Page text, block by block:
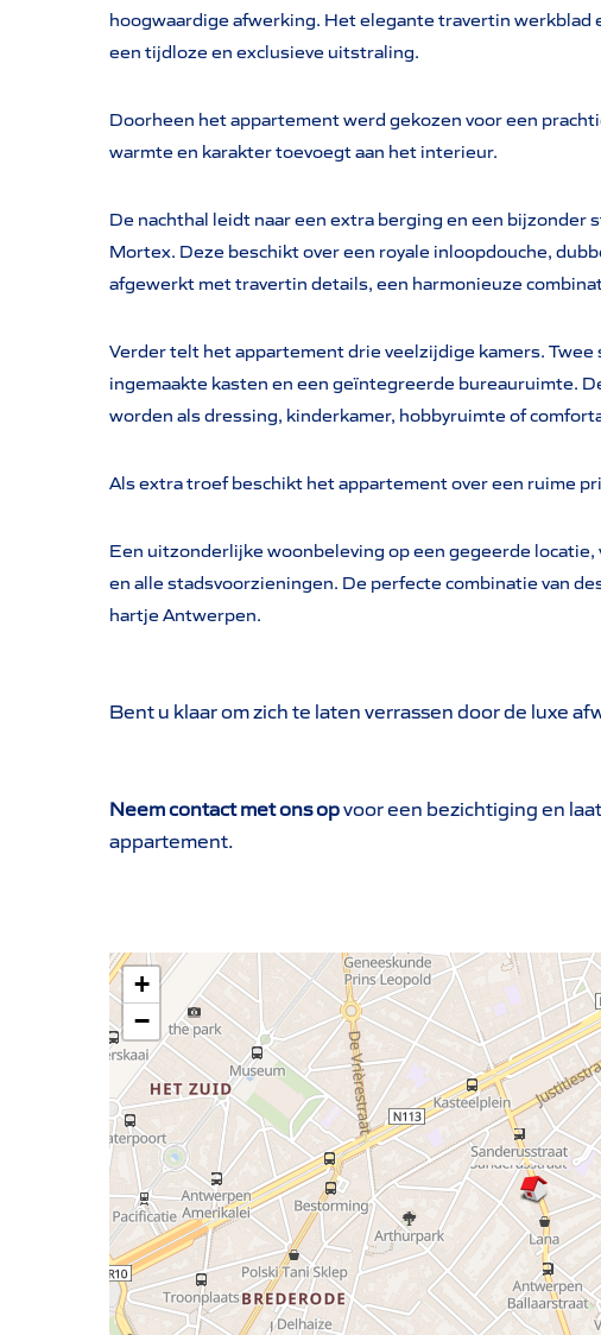
hoogwaardige afwerking. Het elegante travertin
een tijdloze en exclusieve uitstraling.
Doorheen het appartement werd gekozen voor een
warmte en karakter toevoegt aan het interieur.
De nachthal leidt naar een extra berging en een bijzonder
Mortex. Deze beschikt over een royale inloopdouche,
afgewerkt met travertin details, een harmonieuze
Verder telt het appartement drie veelzijdige kamers.
ingemaakte kasten en een geïntegreerde bureauruimte.
worden als dressing, kinderkamer, hobbyruimte of
Als extra troef beschikt het appartement over een ruime
Een uitzonderlijke woonbeleving op een gegeerde
en alle stadsvoorzieningen. De perfecte combinatie van
hartje Antwerpen.
Bent u klaar om zich te laten verrassen door de luxe
Neem contact met ons opvoor een bezichtiging en
appartement.
+
−